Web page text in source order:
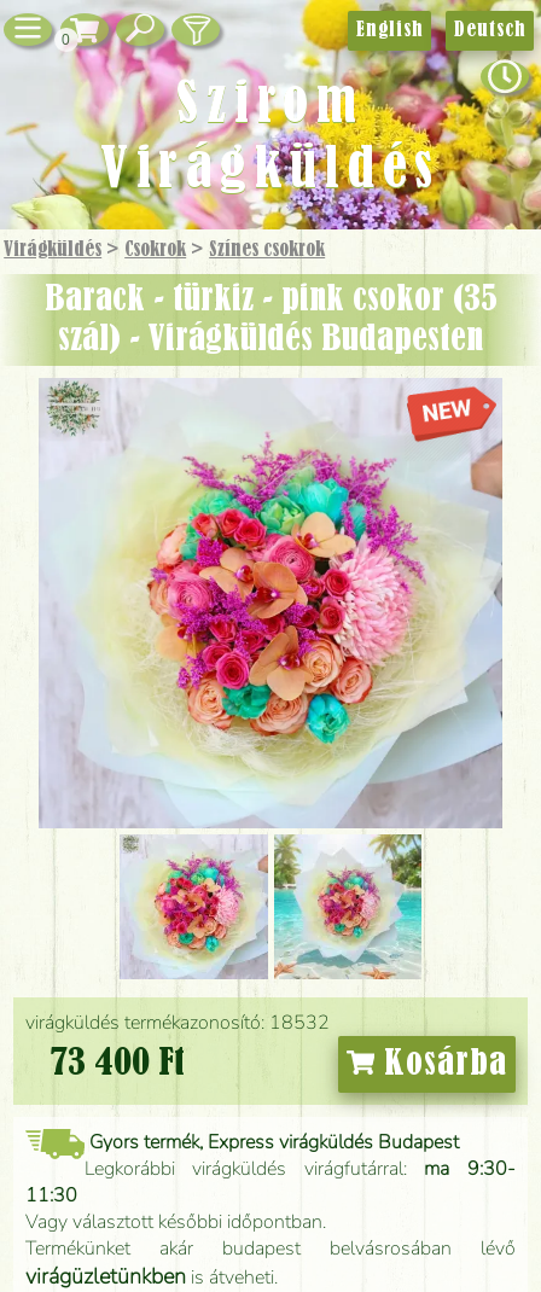
0
Virágküldés > Csokrok >Színes csokrok
Barack - türkiz - pink csokor (35
szál) - Virágküldés Budapesten
virágküldés termékazonosító: 18532
73 400 Ft Kosárba
Gyors termék, Express virágküldés Budapest
Legkorábbi virágküldés virágfutárral: ma 9:30-
11:30
Vagy választott későbbi időpontban.
Termékünket akár budapest belvásrosában lévő
virágüzletünkben is átveheti.
English Deutsch
Szirom
Virágküldés